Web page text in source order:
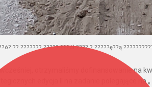
?? ??????? ????? ???ół ???? ? ?????ę??ą
otrzymaliśmy dofinansowanie na
edycja II na zadanie polegające na „